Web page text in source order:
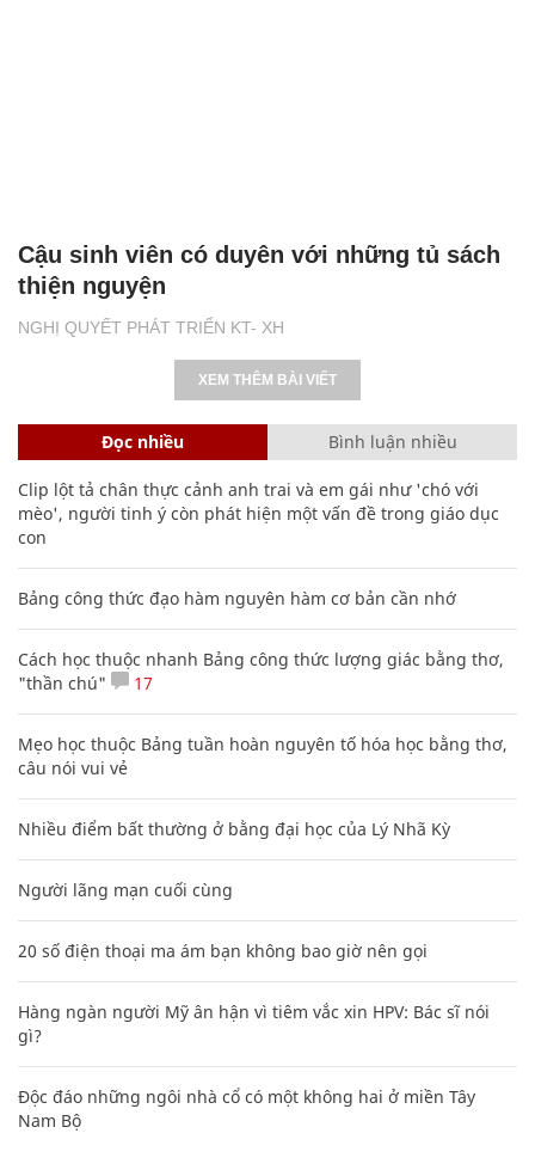
NGHỊ QUYẾT PHÁT TRIỂN KT- XH
Cậu sinh viên có duyên với những tủ sách
thiện nguyện
XEM THÊM BÀI VIẾT
Đọc nhiều Bình luận nhiều
Clip lột tả chân thực cảnh anh trai và em gái như 'chó với
mèo', người tinh ý còn phát hiện một vấn đề trong giáo dục
con
Bảng công thức đạo hàm nguyên hàm cơ bản cần nhớ
Cách học thuộc nhanh Bảng công thức lượng giác bằng thơ,
"thần chú"
17
Mẹo học thuộc Bảng tuần hoàn nguyên tố hóa học bằng thơ,
câu nói vui vẻ
Nhiều điểm bất thường ở bằng đại học của Lý Nhã Kỳ
Người lãng mạn cuối cùng
20 số điện thoại ma ám bạn không bao giờ nên gọi
Hàng ngàn người Mỹ ân hận vì tiêm vắc xin HPV: Bác sĩ nói
gì?
Độc đáo những ngôi nhà cổ có một không hai ở miền Tây
Nam Bộ